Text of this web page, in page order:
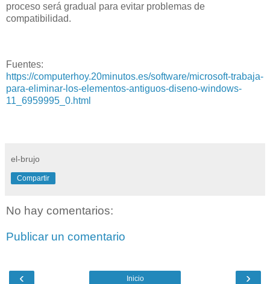
proceso será gradual para evitar problemas de
compatibilidad.
Fuentes:
https://computerhoy.20minutos.es/software/microsoft-trabaja-
para-eliminar-los-elementos-antiguos-diseno-windows-
11_6959995_0.html
el-brujo
Compartir
No hay comentarios:
Publicar un comentario
‹ ›
Inicio